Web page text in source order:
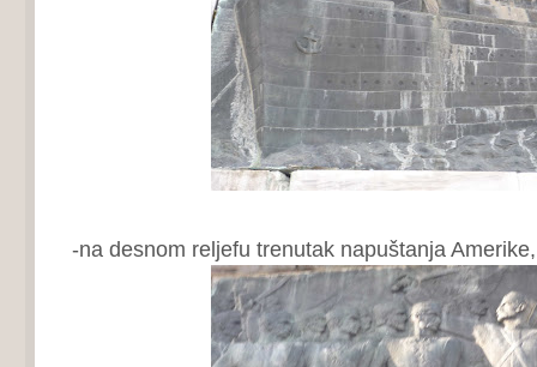
-na desnom reljefu trenutak napuštanja Amerike,